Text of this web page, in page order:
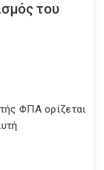
του
ΦΠΑ ορίζεται